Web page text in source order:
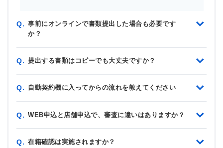
Q. 事前にオンラインで書類提出した場合も必要です
か？
Q. 提出する書類はコピーでも大丈夫ですか？
Q. 自動契約機に入ってからの流れを教えてください
Q. WEB申込と店舗申込で、審査に違いはありますか？
Q. 在籍確認は実施されますか？